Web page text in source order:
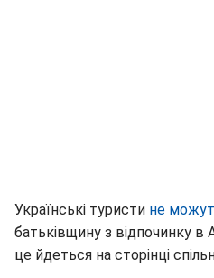
Українські туристи не
батьківщину з відпочинку в
це йдеться на сторінці